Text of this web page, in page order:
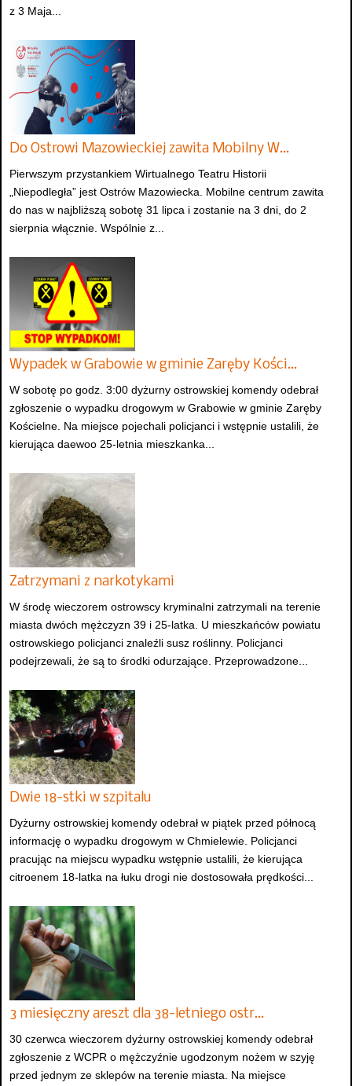
z 3 Maja...
Do Ostrowi Mazowieckiej zawita Mobilny W…
Pierwszym przystankiem Wirtualnego Teatru Historii
„Niepodległa” jest Ostrów Mazowiecka. Mobilne centrum zawita
do nas w najbliższą sobotę 31 lipca i zostanie na 3 dni, do 2
sierpnia włącznie. Wspólnie z...
Wypadek w Grabowie w gminie Zaręby Kości…
W sobotę po godz. 3:00 dyżurny ostrowskiej komendy odebrał
zgłoszenie o wypadku drogowym w Grabowie w gminie Zaręby
Kościelne. Na miejsce pojechali policjanci i wstępnie ustalili, że
kierująca daewoo 25-letnia mieszkanka...
Zatrzymani z narkotykami
W środę wieczorem ostrowscy kryminalni zatrzymali na terenie
miasta dwóch mężczyzn 39 i 25-latka. U mieszkańców powiatu
ostrowskiego policjanci znaleźli susz roślinny. Policjanci
podejrzewali, że są to środki odurzające. Przeprowadzone...
Dwie 18-stki w szpitalu
Dyżurny ostrowskiej komendy odebrał w piątek przed północą
informację o wypadku drogowym w Chmielewie. Policjanci
pracując na miejscu wypadku wstępnie ustalili, że kierująca
citroenem 18-latka na łuku drogi nie dostosowała prędkości...
3 miesięczny areszt dla 38-letniego ostr…
30 czerwca wieczorem dyżurny ostrowskiej komendy odebrał
zgłoszenie z WCPR o mężczyźnie ugodzonym nożem w szyję
przed jednym ze sklepów na terenie miasta. Na miejsce